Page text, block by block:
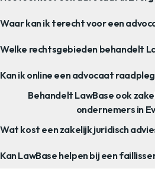
Waar kan ik terecht voor een
Welke rechtsgebieden behandelt
Kan ik online een advocaat
Behandelt LawBase ook
ondernemers in
Wat kost een zakelijk juridisch
Kan LawBase helpen bij een